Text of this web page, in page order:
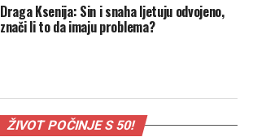
Draga Ksenija: Sin i snaha ljetuju odvojeno,
znači li to da imaju problema?
ŽIVOT POČINJE S 50!